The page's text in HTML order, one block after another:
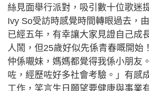
絲見面舉行派對，吸引數十位歌迷
Ivy So受訪時感覺時間轉眼過去，
已經五年，有幸讓大家見證自己成
人鬧，但25歲好似先係青春嘅開始
仲係𡃁妹，媽媽都覺得我係小朋友
咗，經歷咗好多社會考驗。」有感
工作，笑言生日願望要健康與事業